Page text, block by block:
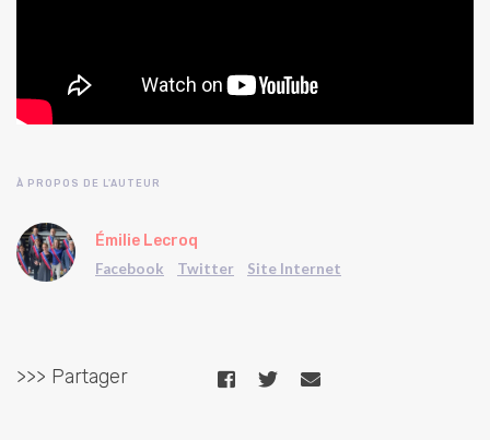
À PROPOS DE L'AUTEUR
Émilie Lecroq
Facebook Twitter Site Internet
>>> Partager